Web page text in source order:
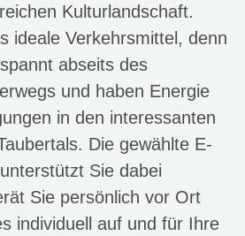
Kulturlandschaft.
ideale Verkehrsmittel, denn
abseits des
und haben Energie
in den interessanten
Die gewählte E-
Sie dabei
Sie persönlich vor Ort
individuell auf und für Ihre